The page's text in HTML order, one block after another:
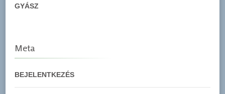
GYÁSZ
Meta
BEJELENTKEZÉS